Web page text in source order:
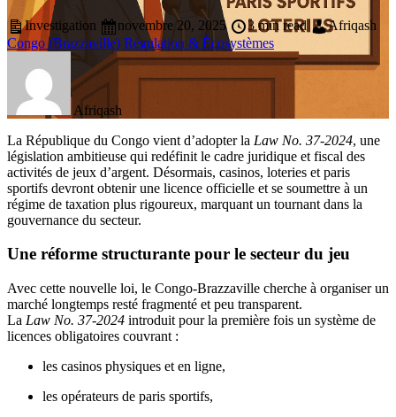
Investigation novembre 20, 2025 3 min read
Afriqash
Congo (Brazzaville) Régulation & Écosystèmes
Afriqash
La République du Congo vient d’adopter la Law No. 37-2024, une
législation ambitieuse qui redéfinit le cadre juridique et fiscal des
activités de jeux d’argent. Désormais, casinos, loteries et paris
sportifs devront obtenir une licence officielle et se soumettre à un
régime de taxation plus rigoureux, marquant un tournant dans la
gouvernance du secteur.
Une réforme structurante pour le secteur du jeu
Avec cette nouvelle loi, le Congo-Brazzaville cherche à organiser un
marché longtemps resté fragmenté et peu transparent.
La Law No. 37-2024 introduit pour la première fois un système de
licences obligatoires couvrant :
les casinos physiques et en ligne,
les opérateurs de paris sportifs,